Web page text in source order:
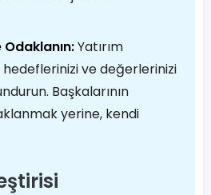
Yatırım
ve değerlerinizi
Başkalarının
yerine, kendi